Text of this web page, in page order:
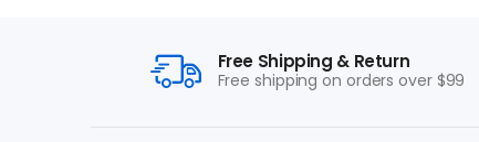
Free Shipping & Return
Free shipping on orders over $99